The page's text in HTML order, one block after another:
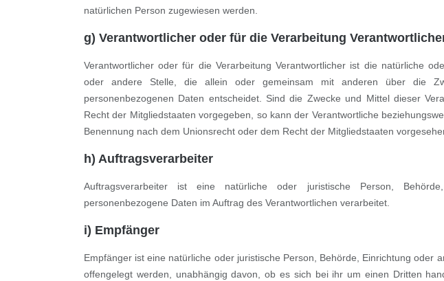
natürlichen Person zugewiesen werden.
g) Verantwortlicher oder für die Verarbeitung
Verantwortlicher oder für die Verarbeitung Verantwortlicher ist die natürliche
oder andere Stelle, die allein oder gemeinsam mit anderen über die
personenbezogenen Daten entscheidet. Sind die Zwecke und Mittel dieser
Recht der Mitgliedstaaten vorgegeben, so kann der Verantwortliche
Benennung nach dem Unionsrecht oder dem Recht der Mitgliedstaaten
h) Auftragsverarbeiter
Auftragsverarbeiter ist eine natürliche oder juristische Person,
personenbezogene Daten im Auftrag des Verantwortlichen verarbeitet.
i) Empfänger
Empfänger ist eine natürliche oder juristische Person, Behörde, Einrichtung oder
offengelegt werden, unabhängig davon, ob es sich bei ihr um einen Dritten